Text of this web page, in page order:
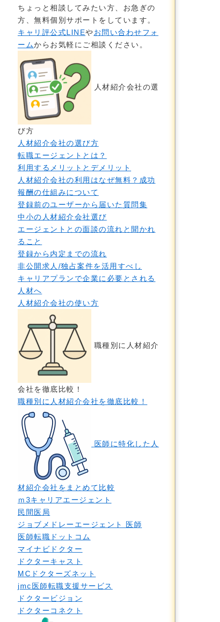
ちょっと相談してみたい方、お急ぎの
方、無料個別サポートをしています。
キャリ評公式LINEやお問い合わせフォ
ームからお気軽にご相談ください。
人材紹介会社の選
び方
人材紹介会社の選び方
転職エージェントとは？
利用するメリットとデメリット
人材紹介会社の利用はなぜ無料？成功
報酬の仕組みについて
登録前のユーザーから届いた質問集
中小の人材紹介会社選び
エージェントとの面談の流れと聞かれ
ること
登録から内定までの流れ
非公開求人/独占案件を活用すべし
キャリアプランで企業に必要とされる
人材へ
人材紹介会社の使い方
職種別に人材紹介
会社を徹底比較！
職種別に人材紹介会社を徹底比較！
医師に特化した人
材紹介会社をまとめて比較
ｍ3キャリアエージェント
民間医局
ジョブメドレーエージェント 医師
医師転職ドットコム
マイナビドクター
ドクターキャスト
MCドクターズネット
jmc医師転職支援サービス
ドクタービジョン
ドクターコネクト